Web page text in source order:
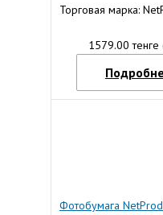
Торговая марка:
1579.00 тенге
Фотобумага